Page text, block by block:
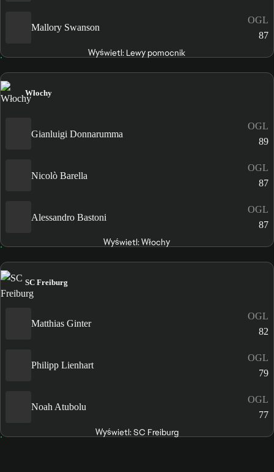
Mallory Swanson
OGL
87
Wyświetl: Lewy pomocnik
Włochy
Gianluigi Donnarumma
OGL
89
Nicolò Barella
OGL
87
Alessandro Bastoni
OGL
87
Wyświetl: Włochy
SC Freiburg
Matthias Ginter
OGL
82
Philipp Lienhart
OGL
79
Noah Atubolu
OGL
77
Wyświetl: SC Freiburg